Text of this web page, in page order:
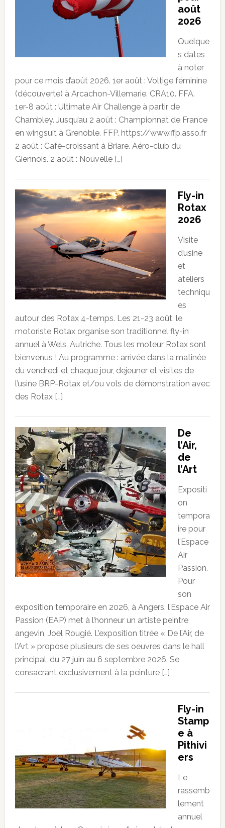
août
2026
Quelque
s dates
à noter
pour ce mois d’août 2026. 1er août : Voltige féminine
(découverte) à Arcachon-Villemarie. CRA10. FFA.
1er-8 août : Ultimate Air Challenge à partir de
Chambley. Jusqu’au 2 août : Championnat de France
en wingsuit à Grenoble. FFP. https://www.ffp.asso.fr
2 août : Café-croissant à Briare. Aéro-club du
Giennois. 2 août : Nouvelle […]
Fly-in
Rotax
2026
Visite
d’usine
et
ateliers
techniqu
es
autour des Rotax 4-temps. Les 21-23 août, le
motoriste Rotax organise son traditionnel fly-in
annuel à Wels, Autriche. Tous les moteur Rotax sont
bienvenus ! Au programme : arrivée dans la matinée
du vendredi et chaque jour, dejeuner et visites de
l’usine BRP-Rotax et/ou vols de démonstration avec
des Rotax […]
De
l’Air,
de
l’Art
Expositi
on
tempora
ire pour
l’Espace
Air
Passion.
Pour
son
exposition temporaire en 2026, à Angers, l’Espace Air
Passion (EAP) met à l’honneur un artiste peintre
angevin, Joël Rougié. L’exposition titrée « De l’Air, de
l’Art » propose plusieurs de ses oeuvres dans le hall
principal, du 27 juin au 6 septembre 2026. Se
consacrant exclusivement à la peinture […]
Fly-in
Stamp
e à
Pithivi
ers
Le
rassemb
lement
annuel